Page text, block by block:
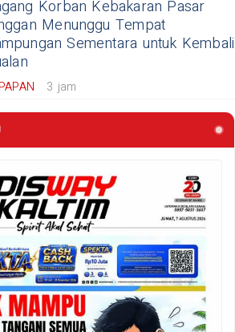
Korban Kebakaran Pasar
Menunggu Tempat
Sementara untuk Kembali
3 jam